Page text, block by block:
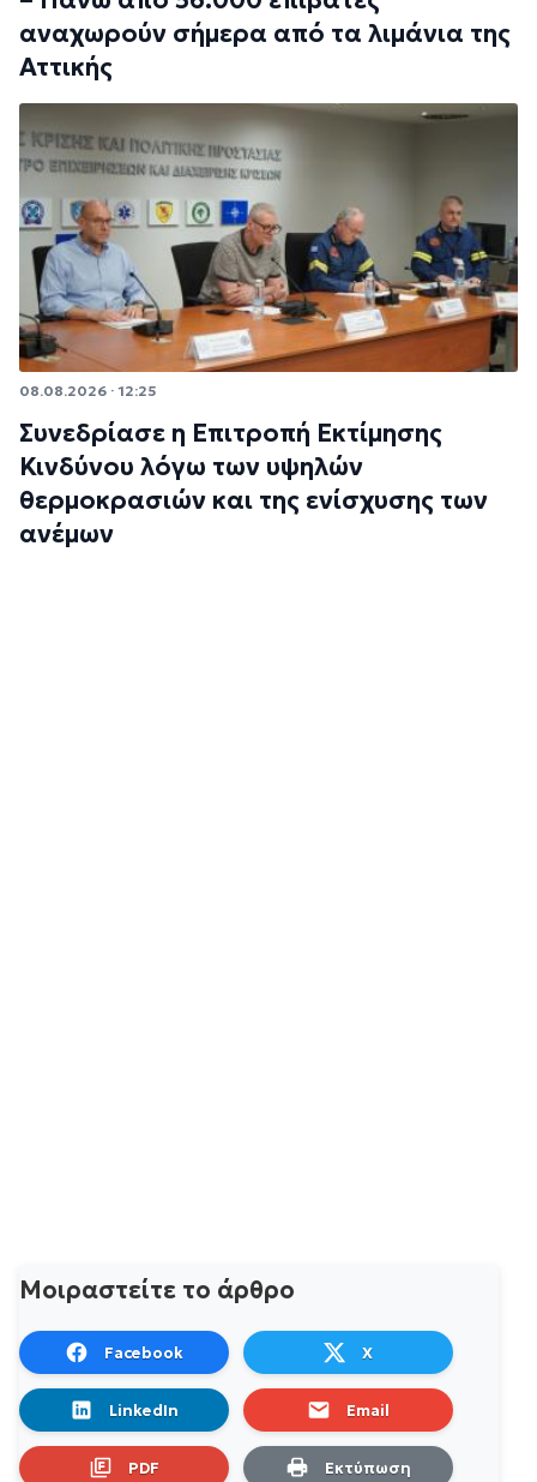
αναχωρούν σήμερα από τα λιμάνια της
Αττικής
08.08.2026 · 12:25
Συνεδρίασε η Επιτροπή Εκτίμησης
Κινδύνου λόγω των υψηλών
θερμοκρασιών και της ενίσχυσης των
ανέμων
Μοιραστείτε το άρθρο
Facebook X
LinkedIn Email
PDF Εκτύπωση